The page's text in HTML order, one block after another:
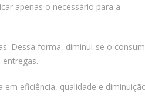
apenas o necessário para a
Dessa forma, diminui-se o
eficiência, qualidade e